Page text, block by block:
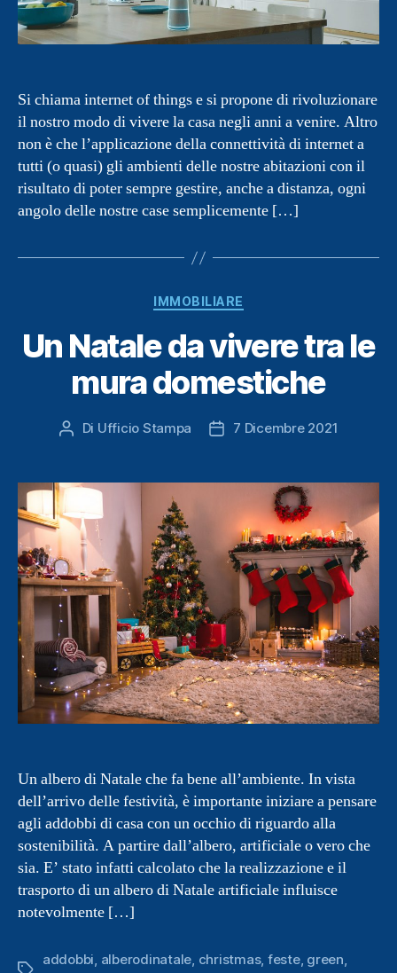
Si chiama internet of things e si propone di rivoluzionare
il nostro modo di vivere la casa negli anni a venire. Altro
non è che l’applicazione della connettività di internet a
tutti (o quasi) gli ambienti delle nostre abitazioni con il
risultato di poter sempre gestire, anche a distanza, ogni
angolo delle nostre case semplicemente […]
Categorie
IMMOBILIARE
Un Natale da vivere tra le
mura domestiche
Autore
Di Ufficio Stampa
Data7 Dicembre 2021
Un albero di Natale che fa bene all’ambiente. In vista
dell’arrivo delle festività, è importante iniziare a pensare
agli addobbi di casa con un occhio di riguardo alla
sostenibilità. A partire dall’albero, artificiale o vero che
sia. E’ stato infatti calcolato che la realizzazione e il
trasporto di un albero di Natale artificiale influisce
notevolmente […]
addobbi, alberodinatale, christmas, feste, green,